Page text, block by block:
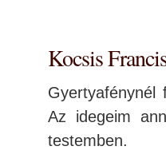
Kocsis
Az idegeim
testemben.